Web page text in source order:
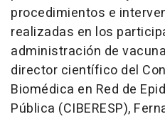
procedimientos e
realizadas en los
administración de
director científico del
Biomédica en Red de
Pública (CIBERESP),